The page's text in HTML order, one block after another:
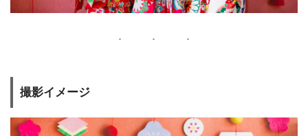
撮影イメージ